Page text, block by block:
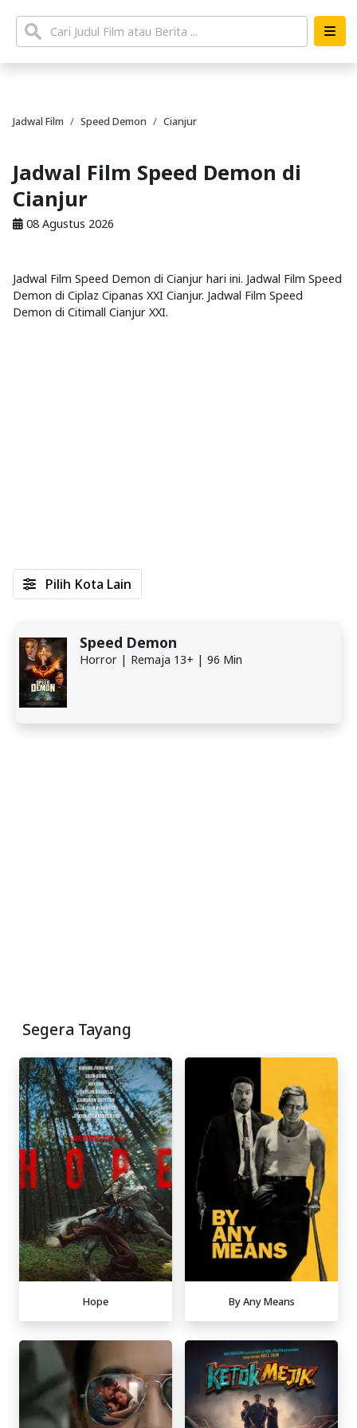
Jadwal Film Speed Demon Cianjur
Jadwal Film Speed Demon di
Cianjur
08 Agustus 2026
Jadwal Film Speed Demon di Cianjur hari ini. Jadwal Film Speed
Demon di Ciplaz Cipanas XXI Cianjur. Jadwal Film Speed
Demon di Citimall Cianjur XXI.
Speed Demon
Horror | Remaja 13+ | 96 Min
Pilih Kota Lain
Segera Tayang
Hope By Any Means